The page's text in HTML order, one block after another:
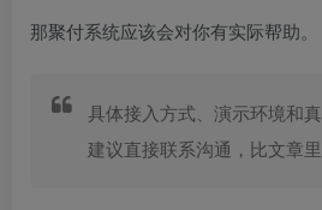
那聚付系统应该会对你有实际帮助。
具体接入方式、演示环境和
建议直接联系沟通，比文章里